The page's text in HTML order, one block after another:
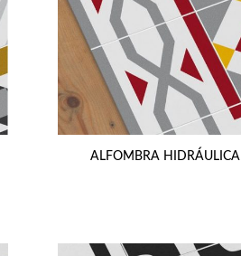
ALFOMBRA